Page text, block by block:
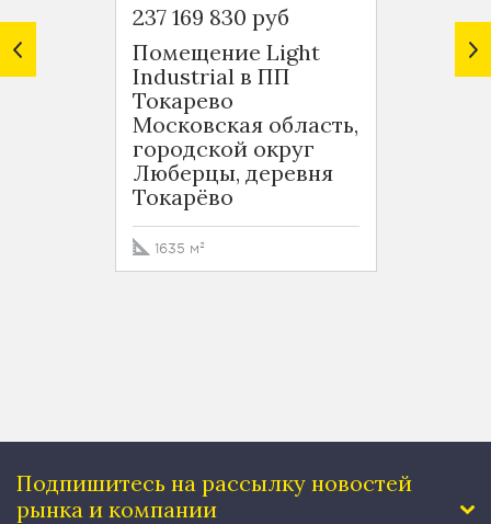
237 169 830 руб
Помещение Light
Industrial в ПП
Токарево
Московская область,
городской округ
Люберцы, деревня
Токарёво
1635 м²
149
Подпишитесь на рассылку новостей
рынка и компании